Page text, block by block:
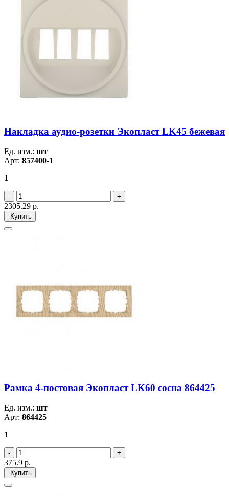
Накладка аудио-розетки Экопласт LK45 бежевая
Ед. изм.: шт
Арт: 857400-1
1
2305.29 р.
Купить
Рамка 4-постовая Экопласт LK60 сосна 864425
Ед. изм.: шт
Арт: 864425
1
375.9 р.
Купить